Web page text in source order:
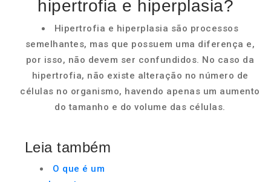
hipertrofia e hiperplasia?
Hipertrofia e hiperplasia são processos
semelhantes, mas que possuem uma diferença e,
por isso, não devem ser confundidos. No caso da
hipertrofia, não existe alteração no número de
células no organismo, havendo apenas um aumento
do tamanho e do volume das células.
Leia também
O que é um